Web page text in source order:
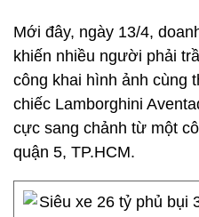
Mới đây, ngày 13/4,
khiến nhiều người phải
công khai hình ảnh cùng
chiếc Lamborghini
cực sang chảnh từ một
quận 5, TP.HCM.